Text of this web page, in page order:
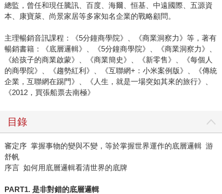
總監，曾任和現任騰訊、百度、海爾、恒基、中遠國際、五源資
本、康寶萊、尚景家居等多家知名企業的戰略顧問。
主理暢銷音訊課程：《5分鐘商學院》、《商業洞察力》等，著有
暢銷書籍：《底層邏輯》、《5分鐘商學院》、《商業洞察力》、
《給孩子的商業啟蒙》、《商業簡史》、《新零售》、《每個人
的商學院》、《趨勢紅利》、《互聯網+：小米案例版》、《傳統
企業，互聯網在踢門》、《人生，就是一場突如其來的旅行》、
《2012，買張船票去南極》
目錄
審定序 掌握事物的變與不變，等於掌握世界運作的底層邏輯 游
舒帆
序言 如何用底層邏輯看清世界的底牌
PART1. 是非對錯的底層邏輯